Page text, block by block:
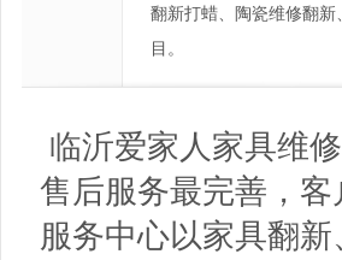
翻新打蜡、陶瓷维修翻
目。
临沂爱家人家具维
售后服务最完善，
服务中心以家具翻